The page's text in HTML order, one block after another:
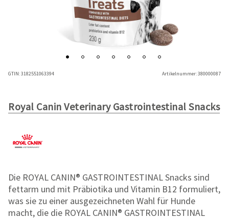
GTIN:3182551063394 Artikelnummer:380000087
Royal Canin Veterinary Gastrointestinal Snacks
Die ROYAL CANIN® GASTROINTESTINAL Snacks sind
fettarm und mit Präbiotika und Vitamin B12 formuliert,
was sie zu einer ausgezeichneten Wahl für Hunde
macht, die die ROYAL CANIN® GASTROINTESTINAL